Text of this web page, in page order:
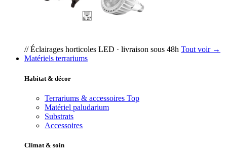
// Éclairages horticoles LED · livraison sous 48h Tout voir →
Matériels terrariums
Habitat & décor
Terrariums & accessoires Top
Matériel paludarium
Substrats
Accessoires
Climat & soin